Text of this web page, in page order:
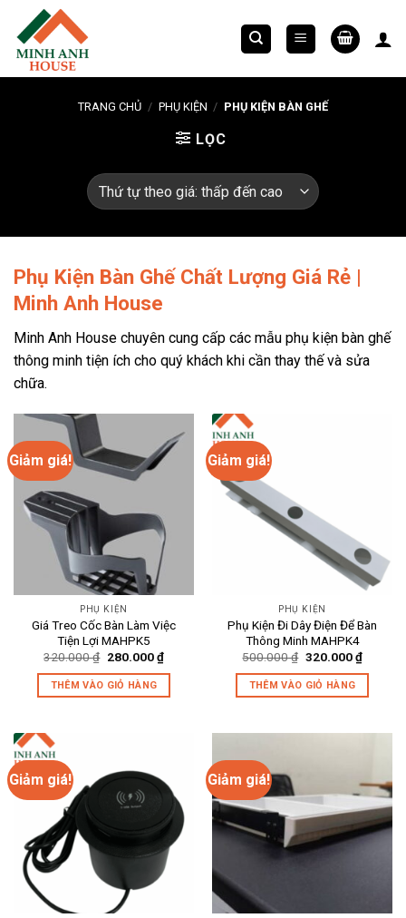
Chuyển
đến
nội
dung
TRANG CHỦ / PHỤ KIỆN / PHỤ KIỆN BÀN GHẾ
LỌC
Phụ Kiện Bàn Ghế Chất Lượng Giá Rẻ |
Minh Anh House
Minh Anh House chuyên cung cấp các mẫu phụ kiện bàn ghế
thông minh tiện ích cho quý khách khi cần thay thế và sửa
chữa.
Giảm giá!
PHỤ KIỆN
Giá Treo Cốc Bàn Làm Việc
Tiện Lợi MAHPK5
320.000₫ Giá
là:
320.000 ₫.
280.000₫Giá
hiện
tại
THÊM VÀO GIỎ HÀNG
Giảm giá!
PHỤ KIỆN
Phụ Kiện Đi Dây Điện Để Bàn
Thông Minh MAHPK4
500.000₫ Giá
là:
500.000 ₫.
320.000₫Giá
hiện
tại
THÊM VÀO GIỎ HÀNG
Giảm giá! Giảm giá!